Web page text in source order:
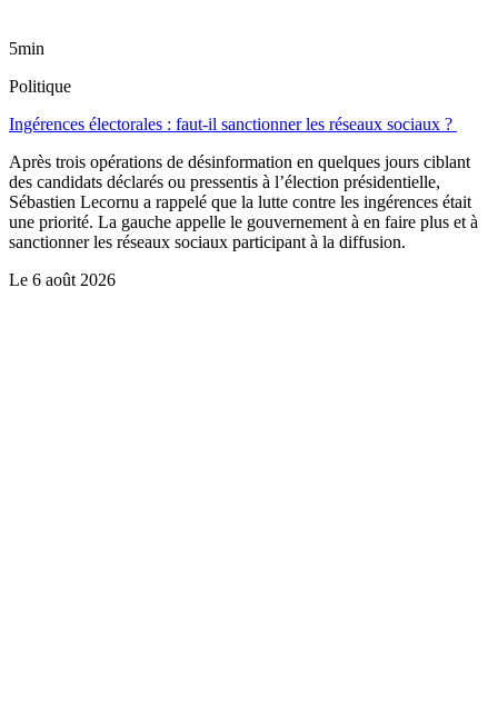
5min
Politique
Ingérences électorales : faut-il sanctionner les réseaux sociaux ?
Après trois opérations de désinformation en quelques jours ciblant
des candidats déclarés ou pressentis à l’élection présidentielle,
Sébastien Lecornu a rappelé que la lutte contre les ingérences était
une priorité. La gauche appelle le gouvernement à en faire plus et à
sanctionner les réseaux sociaux participant à la diffusion.
Le 6 août 2026